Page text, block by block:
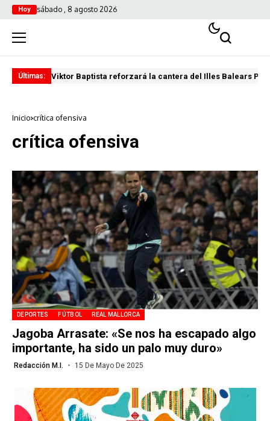
Hoy sábado , 8 agosto 2026
Últimas: Viktor Baptista reforzará la cantera del Illes Balears
Inicio crítica ofensiva
crítica ofensiva
DEPORTES FÚTBOL REAL MALLORCA
Jagoba Arrasate: «Se nos ha escapado algo
importante, ha sido un palo muy duro»
Redacción M.I. 15 De Mayo De 2025